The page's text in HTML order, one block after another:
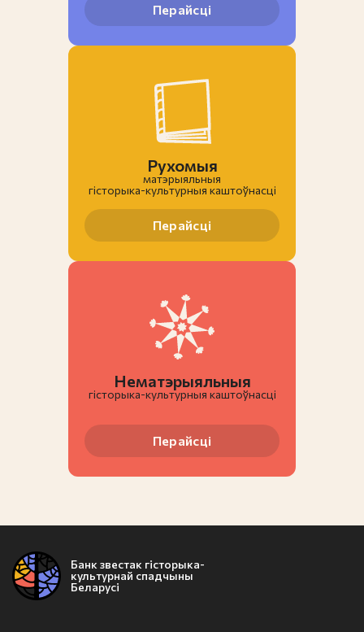
Перайсці
Рухомыя
матэрыяльныя
гiсторыка-культурныя каштоўнасці
Перайсці
Нематэрыяльныя
гiсторыка-культурныя каштоўнасці
Перайсці
Банк звестак гісторыка-
культурнай спадчыны
Беларусі